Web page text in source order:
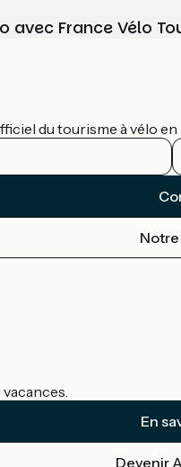
avec France Vélo
du tourisme à vélo en
En
Devenir